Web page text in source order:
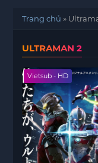
Trang chủ »
ULTRAMAN 2
Vietsub - HD